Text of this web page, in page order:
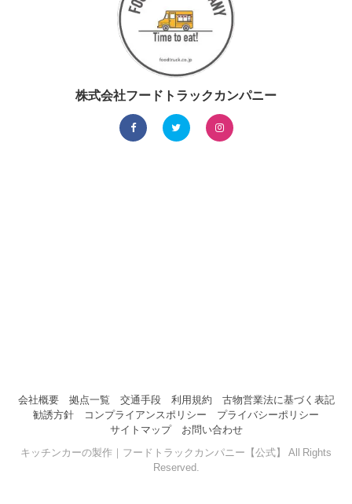
株式会社フードトラックカンパニー
会社概要 拠点一覧 交通手段 利用規約
古物営業法に基づく表記
勧誘方針
コンプライアンスポリシー
プライバシーポリシー
サイトマップ
お問い合わせ
キッチンカーの製作｜フードトラックカンパニー【公式】 All Rights
Reserved.